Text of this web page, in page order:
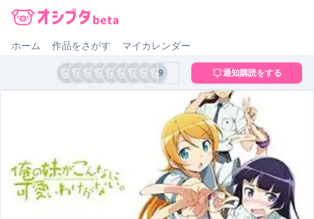
ホーム 作品をさがす マイカレンダー
9 通知購読をする